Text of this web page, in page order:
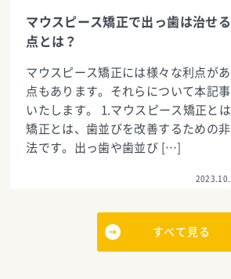
マウスピース矯正で出っ歯は治せ
点とは？
マウスピース矯正には様々な利点が
点もあります。それらについて本記
いたします。 1.マウスピース矯正と
矯正とは、歯並びを改善するための
法です。出っ歯や歯並び […]
すべて見る